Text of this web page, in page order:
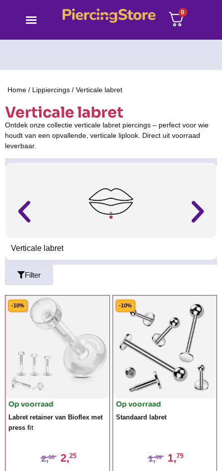
0
Home / Lippiercings / Verticale labret
Verticale labret
Ontdek onze collectie verticale labret piercings – perfect voor wie
houdt van een opvallende, verticale liplook. Direct uit voorraad
leverbaar.
Verticale labret
Filter
-10%
Op voorraad
Labret retainer van Bioflex met
press fit
2,50 2,25
-10%
Op voorraad
Standaard labret
1,99 1,79